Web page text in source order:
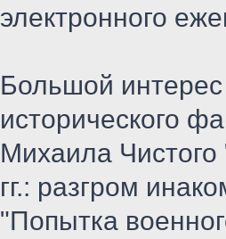
электронного
Большой интерес
исторического
Михаила
гг.: разгром
"Попытка